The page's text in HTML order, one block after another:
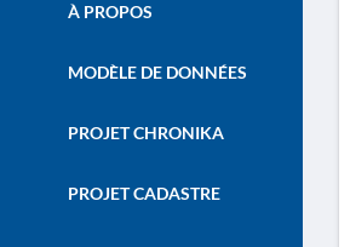
À PROPOS
MODÈLE DE DONNÉES
PROJET CHRONIKA
PROJET CADASTRE